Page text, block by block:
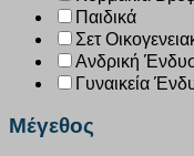
Παιδικά
Σετ
Ανδρική
Γυναικεία
Μέγεθος